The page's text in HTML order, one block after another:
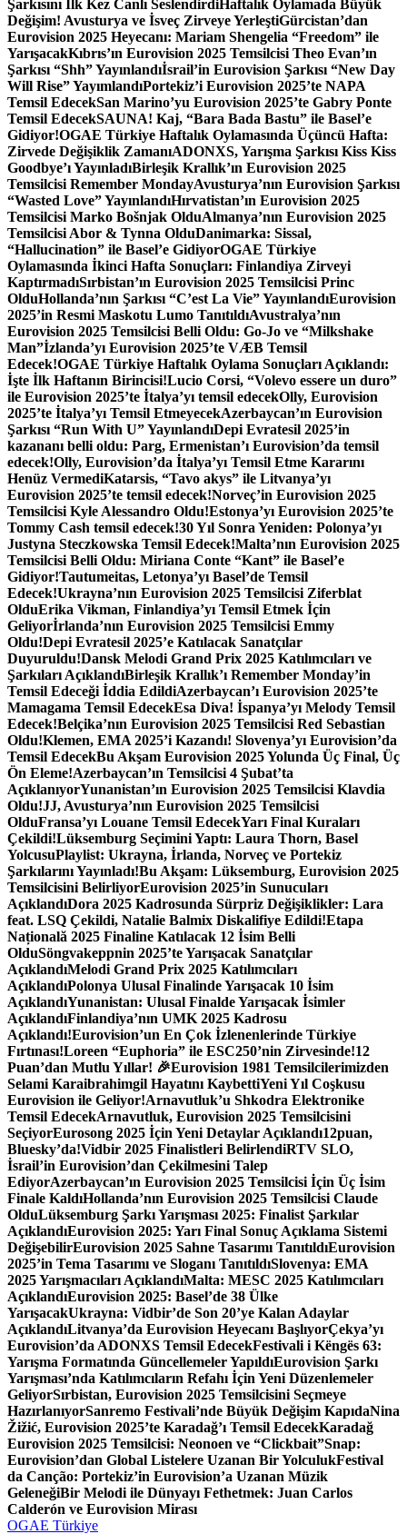
Şarkısını İlk Kez Canlı Seslendirdi Haftalık Oylamada Büyük
Değişim! Avusturya ve İsveç Zirveye YerleştiGürcistan’dan
Eurovision 2025 Heyecanı: Mariam Shengelia “Freedom” ile
YarışacakKıbrıs’ın Eurovision 2025 Temsilcisi Theo Evan’ın
Şarkısı “Shh” Yayınlandıİsrail’in Eurovision Şarkısı “New Day
Will Rise” YayımlandıPortekiz’i Eurovision 2025’te NAPA
Temsil EdecekSan Marino’yu Eurovision 2025’te Gabry Ponte
Temsil EdecekSAUNA! Kaj, “Bara Bada Bastu” ile Basel’e
Gidiyor!OGAE Türkiye Haftalık Oylamasında Üçüncü Hafta:
Zirvede Değişiklik ZamanıADONXS, Yarışma Şarkısı Kiss Kiss
Goodbye’ı YayınladıBirleşik Krallık’ın Eurovision 2025
Temsilcisi Remember MondayAvusturya’nın Eurovision Şarkısı
“Wasted Love” YayınlandıHırvatistan’ın Eurovision 2025
Temsilcisi Marko Bošnjak OlduAlmanya’nın Eurovision 2025
Temsilcisi Abor & Tynna OlduDanimarka: Sissal,
“Hallucination” ile Basel’e GidiyorOGAE Türkiye
Oylamasında İkinci Hafta Sonuçları: Finlandiya Zirveyi
KaptırmadıSırbistan’ın Eurovision 2025 Temsilcisi Princ
OlduHollanda’nın Şarkısı “C’est La Vie” YayınlandıEurovision
2025’in Resmi Maskotu Lumo TanıtıldıAvustralya’nın
Eurovision 2025 Temsilcisi Belli Oldu: Go-Jo ve “Milkshake
Man”İzlanda’yı Eurovision 2025’te VÆB Temsil
Edecek!OGAE Türkiye Haftalık Oylama Sonuçları Açıklandı:
İşte İlk Haftanın Birincisi!Lucio Corsi, “Volevo essere un duro”
ile Eurovision 2025’te İtalya’yı temsil edecekOlly, Eurovision
2025’te İtalya’yı Temsil EtmeyecekAzerbaycan’ın Eurovision
Şarkısı “Run With U” YayınlandıDepi Evratesil 2025’in
kazananı belli oldu: Parg, Ermenistan’ı Eurovision’da temsil
edecek!Olly, Eurovision’da İtalya’yı Temsil Etme Kararını
Henüz VermediKatarsis, “Tavo akys” ile Litvanya’yı
Eurovision 2025’te temsil edecek!Norveç’in Eurovision 2025
Temsilcisi Kyle Alessandro Oldu!Estonya’yı Eurovision 2025’te
Tommy Cash temsil edecek!30 Yıl Sonra Yeniden: Polonya’yı
Justyna Steczkowska Temsil Edecek!Malta’nın Eurovision 2025
Temsilcisi Belli Oldu: Miriana Conte “Kant” ile Basel’e
Gidiyor!Tautumeitas, Letonya’yı Basel’de Temsil
Edecek!Ukrayna’nın Eurovision 2025 Temsilcisi Ziferblat
OlduErika Vikman, Finlandiya’yı Temsil Etmek İçin
Geliyorİrlanda’nın Eurovision 2025 Temsilcisi Emmy
Oldu!Depi Evratesil 2025’e Katılacak Sanatçılar
Duyuruldu!Dansk Melodi Grand Prix 2025 Katılımcıları ve
Şarkıları AçıklandıBirleşik Krallık’ı Remember Monday’in
Temsil Edeceği İddia EdildiAzerbaycan’ı Eurovision 2025’te
Mamagama Temsil EdecekEsa Diva! İspanya’yı Melody Temsil
Edecek!Belçika’nın Eurovision 2025 Temsilcisi Red Sebastian
Oldu!Klemen, EMA 2025’i Kazandı! Slovenya’yı Eurovision’da
Temsil EdecekBu Akşam Eurovision 2025 Yolunda Üç Final, Üç
Ön Eleme!Azerbaycan’ın Temsilcisi 4 Şubat’ta
AçıklanıyorYunanistan’ın Eurovision 2025 Temsilcisi Klavdia
Oldu!JJ, Avusturya’nın Eurovision 2025 Temsilcisi
OlduFransa’yı Louane Temsil EdecekYarı Final Kuraları
Çekildi!Lüksemburg Seçimini Yaptı: Laura Thorn, Basel
YolcusuPlaylist: Ukrayna, İrlanda, Norveç ve Portekiz
Şarkılarını Yayınladı!Bu Akşam: Lüksemburg, Eurovision 2025
Temsilcisini BelirliyorEurovision 2025’in Sunucuları
AçıklandıDora 2025 Kadrosunda Sürpriz Değişiklikler: Lara
feat. LSQ Çekildi, Natalie Balmix Diskalifiye Edildi!Etapa
Națională 2025 Finaline Katılacak 12 İsim Belli
OlduSöngvakeppnin 2025’te Yarışacak Sanatçılar
AçıklandıMelodi Grand Prix 2025 Katılımcıları
AçıklandıPolonya Ulusal Finalinde Yarışacak 10 İsim
AçıklandıYunanistan: Ulusal Finalde Yarışacak İsimler
AçıklandıFinlandiya’nın UMK 2025 Kadrosu
Açıklandı!Eurovision’un En Çok İzlenenlerinde Türkiye
Fırtınası!Loreen “Euphoria” ile ESC250’nin Zirvesinde!12
Puan’dan Mutlu Yıllar! 🎉Eurovision 1981 Temsilcilerimizden
Selami Karaibrahimgil Hayatını KaybettiYeni Yıl Coşkusu
Eurovision ile Geliyor!Arnavutluk’u Shkodra Elektronike
Temsil EdecekArnavutluk, Eurovision 2025 Temsilcisini
SeçiyorEurosong 2025 İçin Yeni Detaylar Açıklandı12puan,
Bluesky’da!Vidbir 2025 Finalistleri BelirlendiRTV SLO,
İsrail’in Eurovision’dan Çekilmesini Talep
EdiyorAzerbaycan’ın Eurovision 2025 Temsilcisi İçin Üç İsim
Finale KaldıHollanda’nın Eurovision 2025 Temsilcisi Claude
OlduLüksemburg Şarkı Yarışması 2025: Finalist Şarkılar
AçıklandıEurovision 2025: Yarı Final Sonuç Açıklama Sistemi
DeğişebilirEurovision 2025 Sahne Tasarımı TanıtıldıEurovision
2025’in Tema Tasarımı ve Sloganı TanıtıldıSlovenya: EMA
2025 Yarışmacıları AçıklandıMalta: MESC 2025 Katılımcıları
AçıklandıEurovision 2025: Basel’de 38 Ülke
YarışacakUkrayna: Vidbir’de Son 20’ye Kalan Adaylar
AçıklandıLitvanya’da Eurovision Heyecanı BaşlıyorÇekya’yı
Eurovision’da ADONXS Temsil EdecekFestivali i Këngës 63:
Yarışma Formatında Güncellemeler YapıldıEurovision Şarkı
Yarışması’nda Katılımcıların Refahı İçin Yeni Düzenlemeler
GeliyorSırbistan, Eurovision 2025 Temsilcisini Seçmeye
HazırlanıyorSanremo Festivali’nde Büyük Değişim KapıdaNina
Žižić, Eurovision 2025’te Karadağ’ı Temsil EdecekKaradağ
Eurovision 2025 Temsilcisi: Neonoen ve “Clickbait”Snap:
Eurovision’dan Global Listelere Uzanan Bir YolculukFestival
da Canção: Portekiz’in Eurovision’a Uzanan Müzik
GeleneğiBir Melodi ile Dünyayı Fethetmek: Juan Carlos
Calderón ve Eurovision Mirası
OGAE Türkiye